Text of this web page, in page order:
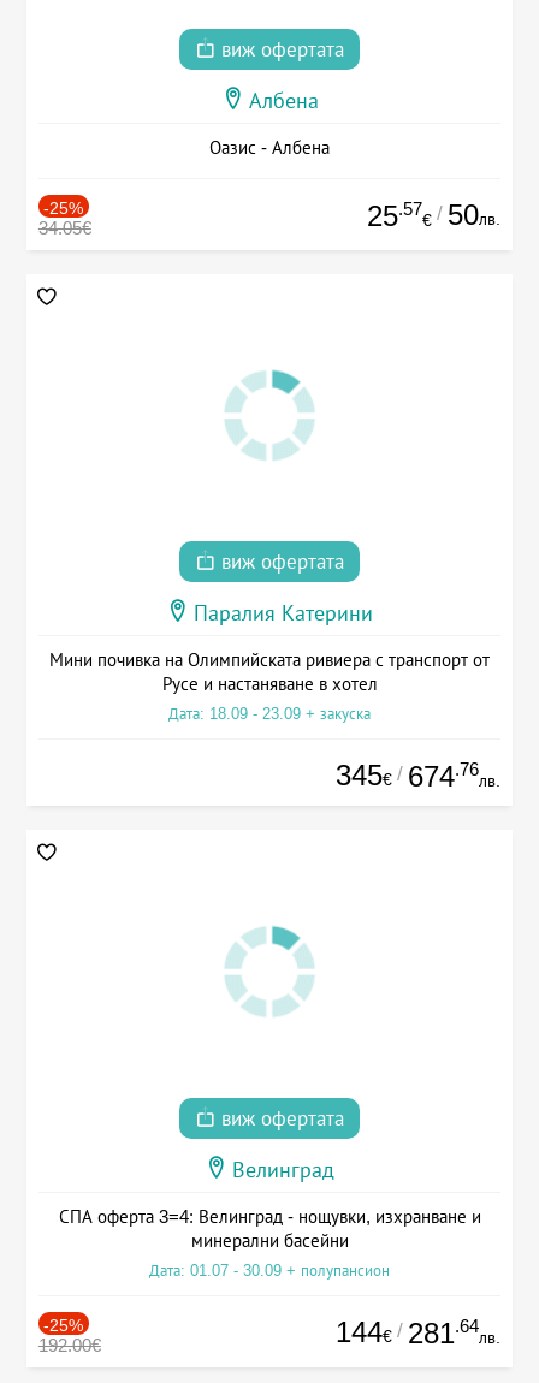
виж офертата
Албена
Оазис - Албена
-25%
34.05€ 25.57
€ / 50лв.
виж офертата
Паралия Катерини
Мини почивка на Олимпийската ривиера с транспорт от
Русе и настаняване в хотел
Дата: 18.09 - 23.09 + закуска
345€ / 674.76
лв.
виж офертата
Велинград
СПА оферта 3=4: Велинград - нощувки, изхранване и
минерални басейни
Дата: 01.07 - 30.09 + полупансион
-25%
192.00€ 144€ / 281.64
лв.